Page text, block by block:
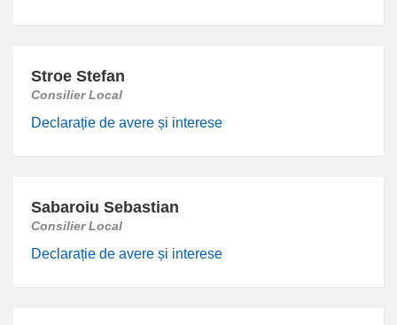
Stroe Stefan
Consilier Local
Declarație de avere și interese
Sabaroiu Sebastian
Consilier Local
Declarație de avere și interese